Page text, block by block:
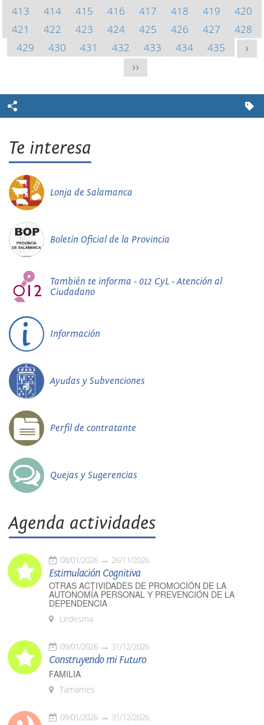
413
414 415 416 417 418 419
420
421
422 423 424 425 426 427
428
429
430 431 432 433 434 435
>
>>
Te interesa
Lonja de Salamanca
Boletín Oficial de la Provincia
También te informa - 012 CyL - Atención al
Ciudadano
Información
Ayudas y Subvenciones
Perfil de contratante
Quejas y Sugerencias
Agenda actividades
08/01/2026 26/11/2026
Estimulación Cognitiva
OTRAS ACTIVIDADES DE PROMOCIÓN DE LA
AUTONOMÍA PERSONAL Y PREVENCIÓN DE LA
DEPENDENCIA
Ledesma
09/01/2026 31/12/2026
Construyendo mi Futuro
FAMILIA
Tamames
09/01/2026 31/12/2026